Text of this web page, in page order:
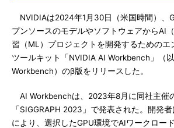
NVIDIAは2024年1月30日（米国時間）、
プンソースのモデルやソフトウェアからAI
習（ML）プロジェクトを開発するためのエ
ツールキット「NVIDIA AI Workbench」（
Workbench）のβ版をリリースした。
AI Workbenchは、2023年8月に同社主催
「SIGGRAPH 2023」で発表された。開発
により、選択したGPU環境でAIワークロー